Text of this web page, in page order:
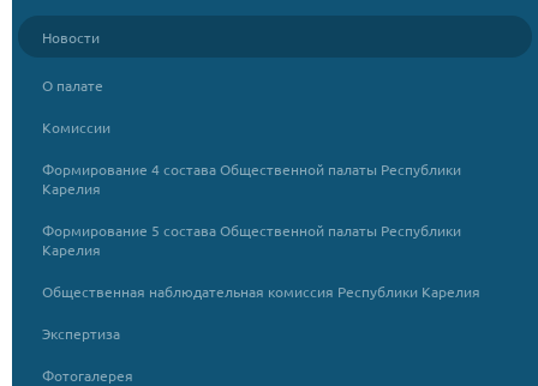
Новости
О палате
Комиссии
Формирование 4 состава Общественной палаты Республики
Карелия
Формирование 5 состава Общественной палаты Республики
Карелия
Общественная наблюдательная комиссия Республики Карелия
Экспертиза
Фотогалерея